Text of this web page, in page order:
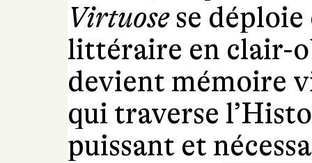
Virtuosese
littéraire en clair-
devient mémoire
qui traverse
puissant et